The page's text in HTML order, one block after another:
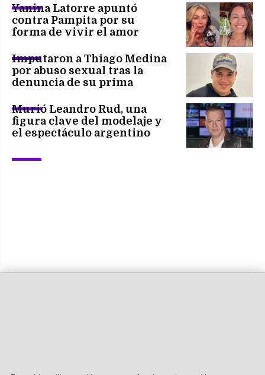
Yanina Latorre apuntó
contra Pampita por su
forma de vivir el amor
Imputaron a Thiago Medina
por abuso sexual tras la
denuncia de su prima
Murió Leandro Rud, una
figura clave del modelaje y
el espectáculo argentino